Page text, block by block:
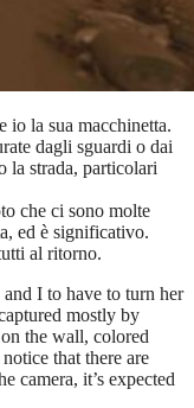
io la sua macchinetta.
dagli sguardi o dai
la strada, particolari
che ci sono molte
ed è significativo.
al ritorno.
I to have to turn her
mostly by
the wall, colored
that there are
camera, it’s expected